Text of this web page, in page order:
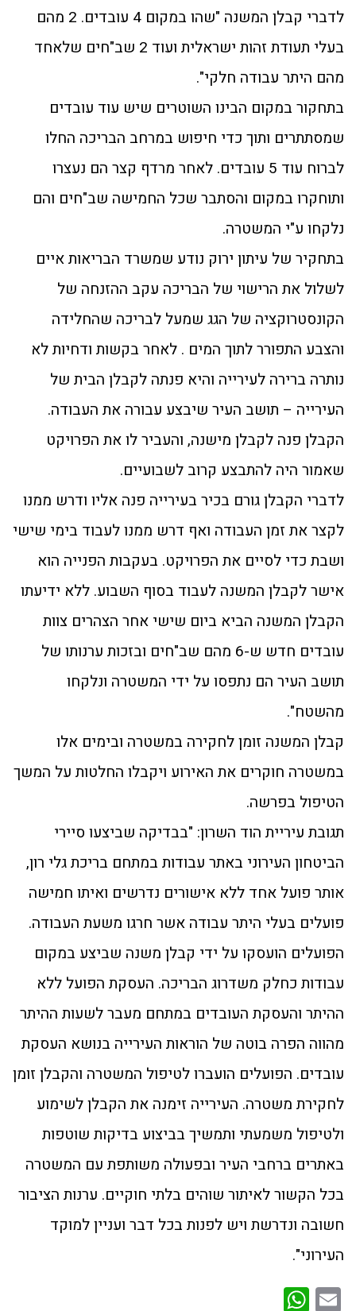
לדברי קבלן המשנה "שהו במקום 4 עובדים. 2 מהם
בעלי תעודת זהות ישראלית ועוד 2 שב"חים שלאחד
מהם היתר עבודה חלקי".
בתחקור במקום הבינו השוטרים שיש עוד עובדים
שמסתתרים ותוך כדי חיפוש במרחב הבריכה החלו
לברוח עוד 5 עובדים. לאחר מרדף קצר הם נעצרו
ותוחקרו במקום והסתבר שכל החמישה שב"חים והם
נלקחו ע"י המשטרה.
בתחקיר של עיתון ירוק נודע שמשרד הבריאות איים
לשלול את הרישוי של הבריכה עקב ההזנחה של
הקונסטרוקציה של הגג שמעל לבריכה שהחלידה
והצבע התפורר לתוך המים . לאחר בקשות ודחיות לא
נותרה ברירה לעירייה והיא פנתה לקבלן הבית של
העירייה – תושב העיר שיבצע עבורה את העבודה.
הקבלן פנה לקבלן מישנה, והעביר לו את הפרויקט
שאמור היה להתבצע קרוב לשבועיים.
לדברי הקבלן גורם בכיר בעירייה פנה אליו ודרש ממנו
לקצר את זמן העבודה ואף דרש ממנו לעבוד בימי שישי
ושבת כדי לסיים את הפרויקט. בעקבות הפנייה הוא
אישר לקבלן המשנה לעבוד בסוף השבוע. ללא ידיעתו
הקבלן המשנה הביא ביום שישי אחר הצהרים צוות
עובדים חדש ש-6 מהם שב"חים ובזכות ערנותו של
תושב העיר הם נתפסו על ידי המשטרה ונלקחו
מהשטח".
קבלן המשנה זומן לחקירה במשטרה ובימים אלו
במשטרה חוקרים את האירוע ויקבלו החלטות על המשך
הטיפול בפרשה.
תגובת עיריית הוד השרון: "בבדיקה שביצעו סיירי
הביטחון העירוני באתר עבודות במתחם בריכת גלי רון,
אותר פועל אחד ללא אישורים נדרשים ואיתו חמישה
פועלים בעלי היתר עבודה אשר חרגו משעת העבודה.
הפועלים הועסקו על ידי קבלן משנה שביצע במקום
עבודות כחלק משדרוג הבריכה. העסקת הפועל ללא
ההיתר והעסקת העובדים במתחם מעבר לשעות ההיתר
מהווה הפרה בוטה של הוראות העירייה בנושא העסקת
עובדים. הפועלים הועברו לטיפול המשטרה והקבלן זומן
לחקירת משטרה. העירייה זימנה את הקבלן לשימוע
ולטיפול משמעתי ותמשיך בביצוע בדיקות שוטפות
באתרים ברחבי העיר ובפעולה משותפת עם המשטרה
בכל הקשור לאיתור שוהים בלתי חוקיים. ערנות הציבור
חשובה ונדרשת ויש לפנות בכל דבר ועניין למוקד
העירוני".
Email